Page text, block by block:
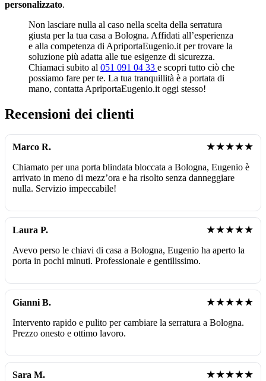
personalizzato.
Non lasciare nulla al caso nella scelta della serratura
giusta per la tua casa a Bologna. Affidati all’esperienza
e alla competenza di ApriportaEugenio.it per trovare la
soluzione più adatta alle tue esigenze di sicurezza.
Chiamaci subito al 051 091 04 33 e scopri tutto ciò che
possiamo fare per te. La tua tranquillità è a portata di
mano, contatta ApriportaEugenio.it oggi stesso!
Recensioni dei clienti
Marco R. ★★★★★
Chiamato per una porta blindata bloccata a Bologna, Eugenio è
arrivato in meno di mezz’ora e ha risolto senza danneggiare
nulla. Servizio impeccabile!
Laura P. ★★★★★
Avevo perso le chiavi di casa a Bologna, Eugenio ha aperto la
porta in pochi minuti. Professionale e gentilissimo.
Gianni B. ★★★★★
Intervento rapido e pulito per cambiare la serratura a Bologna.
Prezzo onesto e ottimo lavoro.
Sara M. ★★★★★